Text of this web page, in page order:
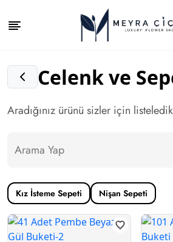
Celenk ve
Aradığınız ürünü sizler için listeledik
Kız İsteme Sepeti Nişan Sepeti